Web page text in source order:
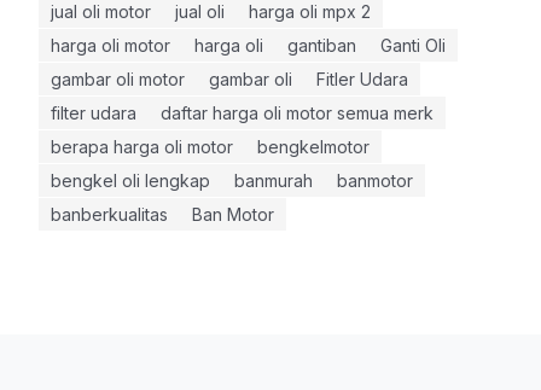
jual oli motor
jual oli
harga oli mpx 2
harga oli motor
harga oli gantiban
Ganti Oli
gambar oli motor
gambar oli
Fitler Udara
filter udara
daftar harga oli motor semua merk
berapa harga oli motor
bengkelmotor
bengkel oli lengkap
banmurah
banmotor
banberkualitas
Ban Motor